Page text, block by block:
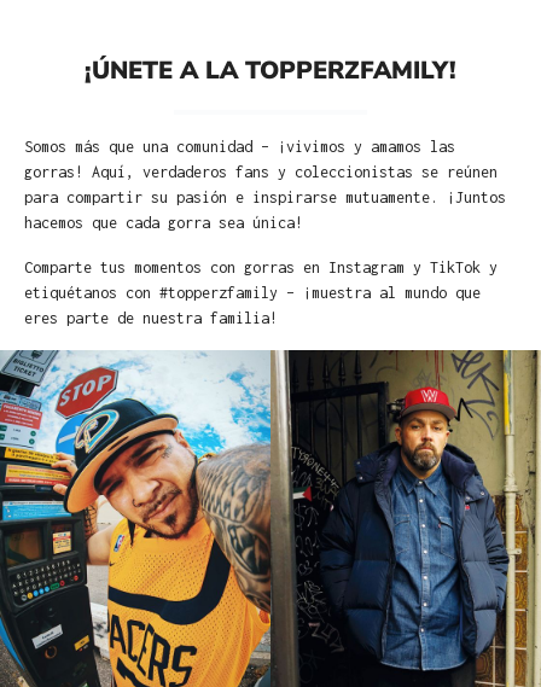
¡ÚNETE A LA TOPPERZFAMILY!
Somos más que una comunidad – ¡vivimos y amamos las
gorras! Aquí, verdaderos fans y coleccionistas se reúnen
para compartir su pasión e inspirarse mutuamente. ¡Juntos
hacemos que cada gorra sea única!
Comparte tus momentos con gorras en Instagram y TikTok y
etiquétanos con #topperzfamily – ¡muestra al mundo que
eres parte de nuestra familia!